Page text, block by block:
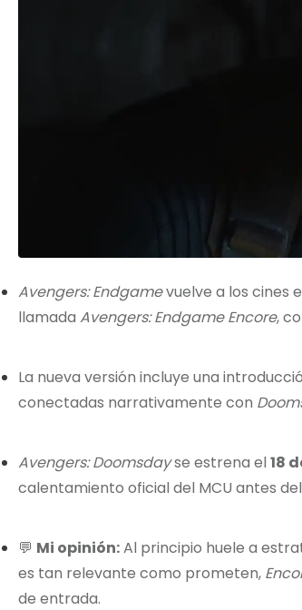
Avengers: Endgamevuelve a los cines
llamada Avengers: Endgame Encore,
La nueva versión incluye una
conectadas narrativamente con
Avengers: Doomsdayse estrena el18
calentamiento oficial del MCU antes
💬 Mi opinión:Al principio huele a
es tan relevante como prometen,
de entrada.